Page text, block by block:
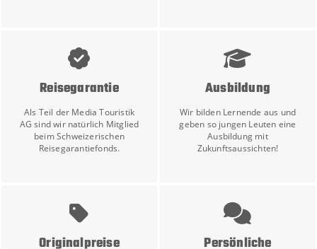
Reisegarantie
Als Teil der Media Touristik
AG sind wir natürlich Mitglied
beim Schweizerischen
Reisegarantiefonds.
Ausbildung
Wir bilden Lernende aus und
geben so jungen Leuten eine
Ausbildung mit
Zukunftsaussichten!
Originalpreise
Persönliche